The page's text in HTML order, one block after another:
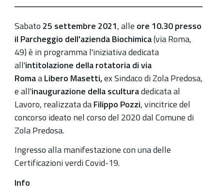
Intitolazione
rotatoria
di
Via
Roma
a
Libero
Masetti
e
inaugurazione
scultura
di
Filippo
Pozzi
Sabato 25 settembre 2021, alle ore 10.30 presso
il Parcheggio dell'azienda Biochimica(via Roma,
49) è in programma l'iniziativa dedicata
all'intitolazione della rotatoria di via
RomaaLibero Masetti,ex Sindaco di Zola Predosa,
e all'inaugurazione della sculturadedicata al
Lavoro, realizzata daFilippo Pozzi, vincitrice del
concorso ideato nel corso del 2020 dal Comune di
Zola Predosa.
Ingresso alla manifestazione con una delle
Certificazioni verdi Covid-19.
Info